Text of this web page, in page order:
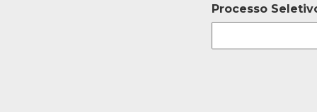
Processo